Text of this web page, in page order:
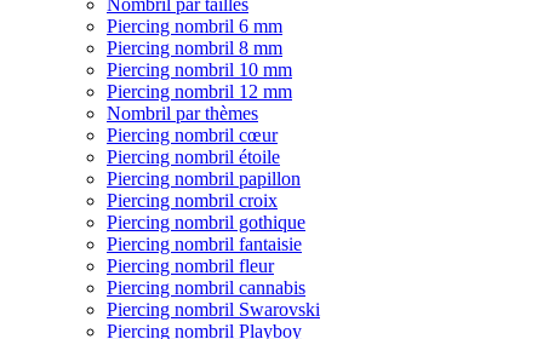
Nombril par tailles
Piercing nombril 6 mm
Piercing nombril 8 mm
Piercing nombril 10 mm
Piercing nombril 12 mm
Nombril par thèmes
Piercing nombril cœur
Piercing nombril étoile
Piercing nombril papillon
Piercing nombril croix
Piercing nombril gothique
Piercing nombril fantaisie
Piercing nombril fleur
Piercing nombril cannabis
Piercing nombril Swarovski
Piercing nombril Playboy